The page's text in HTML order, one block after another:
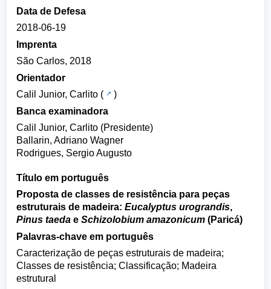
Data de Defesa
2018-06-19
Imprenta
São Carlos, 2018
Orientador
Calil Junior, Carlito (
)
Banca examinadora
Calil Junior, Carlito (Presidente)
Ballarin, Adriano Wagner
Rodrigues, Sergio Augusto
Título em português
Proposta de classes de resistência para peças
estruturais de madeira:Eucalyptus urograndis,
Pinus taeda eSchizolobium amazonicum (Paricá)
Palavras-chave em português
Caracterização de peças estruturais de madeira;
Classes de resistência; Classificação; Madeira
estrutural